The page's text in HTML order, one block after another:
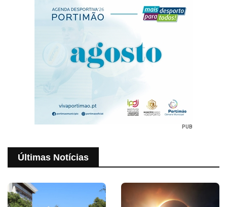
PUB
Últimas Notícias